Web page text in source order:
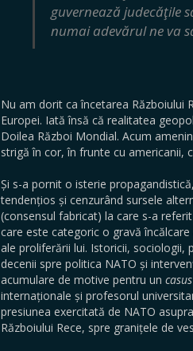
guvernează judecăţile
numai adevărul ne va
Nu am dorit ca încetarea Războiului
Europei. Iată însă că realitatea
Doilea Război Mondial. Acum
strigă în cor, în frunte cu americanii,
Și s-a pornit o isterie
tendențios și cenzurând sursele
(consensul fabricat) la care s-a
care este categoric o gravă
ale proliferării lui. Istoricii,
decenii spre politica NATO și
acumulare de motive pentru un
internaționale și profesorul
presiunea exercitată de NATO
Războiului Rece, spre granițele de